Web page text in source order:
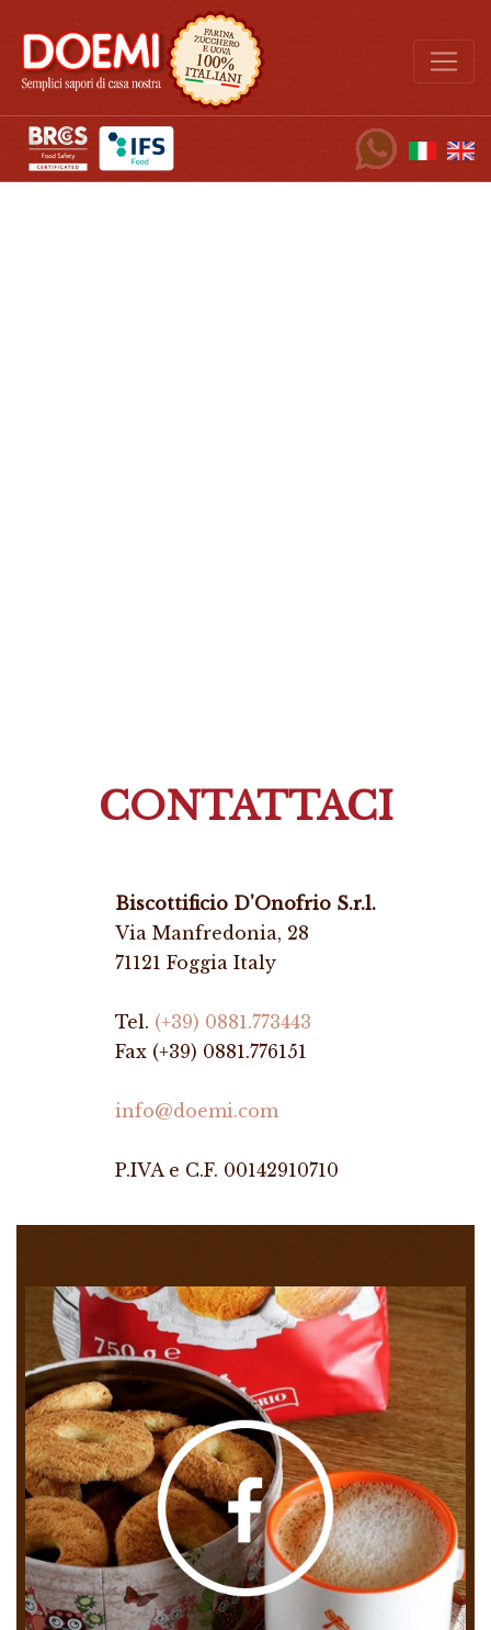
CONTATTACI
Biscottificio D'Onofrio S.r.l.
Via Manfredonia, 28
71121 Foggia Italy
Tel. (+39) 0881.773443
Fax (+39) 0881.776151
info@doemi.com
P.IVA e C.F. 00142910710